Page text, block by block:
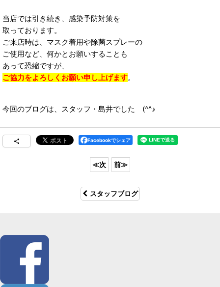
当店では引き続き、感染予防対策を
取っております。
ご来店時は、マスク着用や除菌スプレーの
ご使用など、何かとお願いすることも
あって恐縮ですが、
ご協力をよろしくお願い申し上げます。
今回のブログは、スタッフ・島井でした (^^♪
Facebookでシェア
スタッフブログ